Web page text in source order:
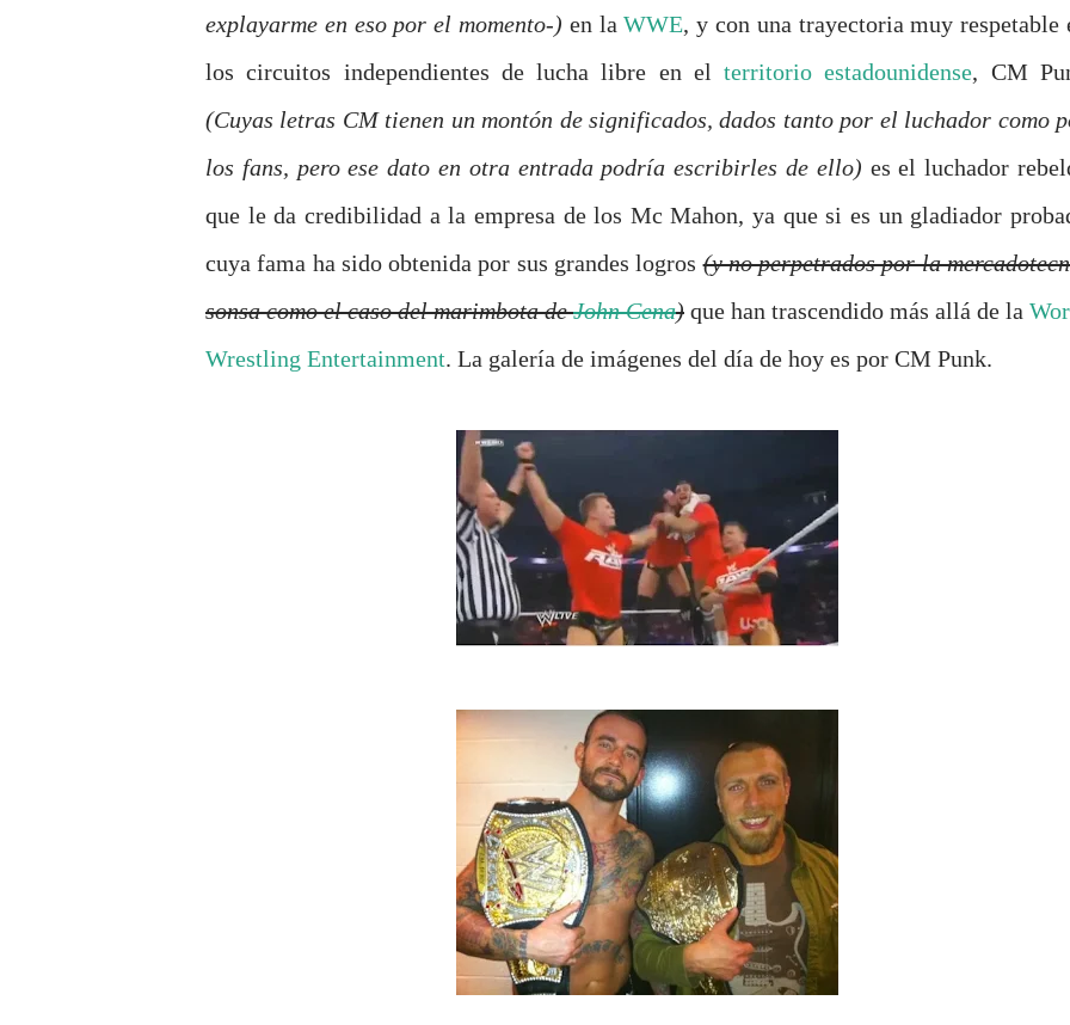
explayarme en eso por el momento-) en laWWE, y con una trayectoria muy respetable
los circuitos independientes de lucha libre en elterritorio estadounidense, CM
(Cuyas letras CM tienen un montón de significados, dados tanto por el luchador como
los fans, pero ese dato en otra entrada podría escribirles de ello) es el luchador
que le da credibilidad a la empresa de los Mc Mahon, ya que si es un gladiador
cuya fama ha sido obtenida por sus grandes logros(y no perpetrados por la
sonsa como el caso del marimbota deJohn Cena) que han trascendido más allá de la
Wrestling Entertainment. La galería de imágenes del día de hoy es por CM Punk.